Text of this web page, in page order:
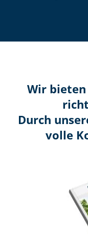
Wir bieten
Durch
volle